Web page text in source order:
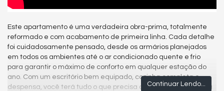
Este apartamento é uma verdadeira obra-prima, totalmente
reformado e com acabamento de primeira linha. Cada detalhe
foi cuidadosamente pensado, desde os armários planejados
em todos os ambientes até o ar condicionado quente e frio
para garantir o máximo de conforto em qualquer estação do
ano. Com um escritório bem equipado, cozinha completa e
despensa, você terá tudo o que precisa ao seu alcance. A sala
Continuar Lendo...